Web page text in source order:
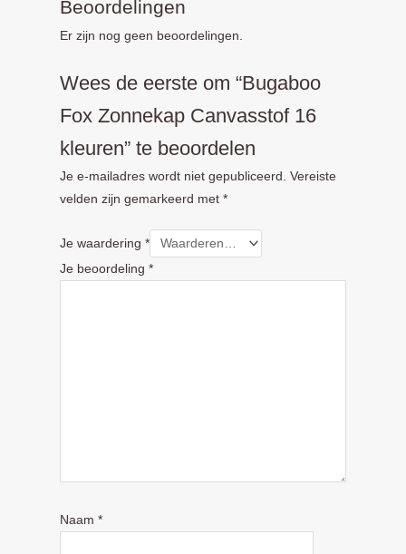
Beoordelingen
Er zijn nog geen beoordelingen.
Wees de eerste om “Bugaboo
Fox Zonnekap Canvasstof 16
kleuren” te beoordelen
Je e-mailadres wordt niet gepubliceerd. Vereiste
velden zijn gemarkeerd met *
Je waardering *
Je beoordeling *
Naam *